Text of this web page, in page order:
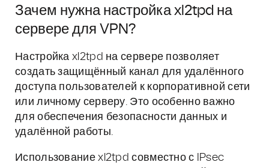
Зачем нужна настройка xl2tpd на
сервере для VPN?
Настройка xl2tpd на сервере позволяет
создать защищённый канал для удалённого
доступа пользователей к корпоративной сети
или личному серверу. Это особенно важно
для обеспечения безопасности данных и
удалённой работы.
Использование xl2tpd совместно с IPsec